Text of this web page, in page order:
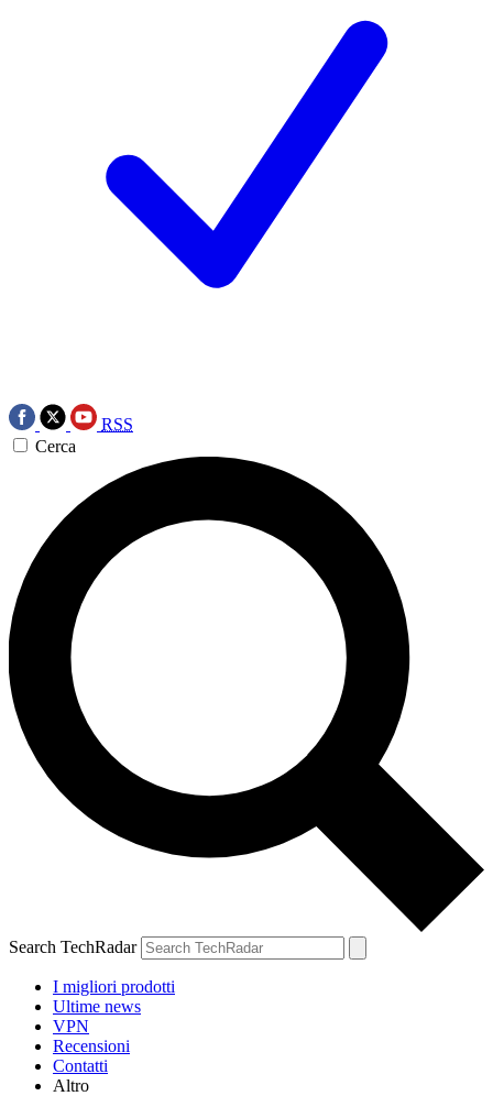
RSS
Cerca
Search TechRadar
I migliori prodotti
Ultime news
VPN
Recensioni
Contatti
Altro